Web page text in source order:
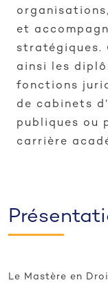
et
stratégiques.
ainsi les
fonctions
de cabinets
publiques ou
carrière
Le Mastère en